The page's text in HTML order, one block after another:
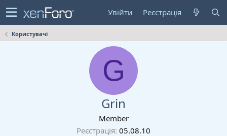
Увійти Реєстрація
Користувачі
G
Grin
Member
Реєстрація 05.08.10